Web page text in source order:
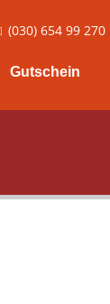
(030) 654 99 270
Gutschein